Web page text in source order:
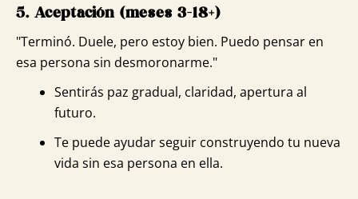
5. Aceptación (meses 3-18+)
"Terminó. Duele, pero estoy bien. Puedo pensar en
esa persona sin desmoronarme."
Sentirás paz gradual, claridad, apertura al
futuro.
Te puede ayudar seguir construyendo tu nueva
vida sin esa persona en ella.